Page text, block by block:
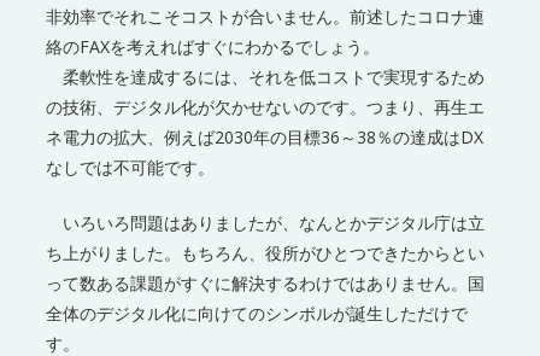
非効率でそれこそコストが合いません。前述したコロナ連
絡のFAXを考えればすぐにわかるでしょう。
柔軟性を達成するには、それを低コストで実現するため
の技術、デジタル化が欠かせないのです。つまり、再生エ
ネ電力の拡大、例えば2030年の目標36～38％の達成はDX
なしでは不可能です。
いろいろ問題はありましたが、なんとかデジタル庁は立
ち上がりました。もちろん、役所がひとつできたからとい
って数ある課題がすぐに解決するわけではありません。国
全体のデジタル化に向けてのシンボルが誕生しただけで
す。